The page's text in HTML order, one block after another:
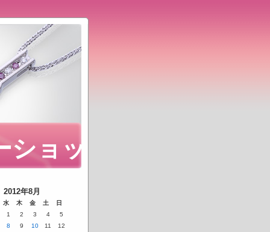
ショッ
2012年8月
水 木 金 土 日
1 2 3 4
5
8 9 10 11
12